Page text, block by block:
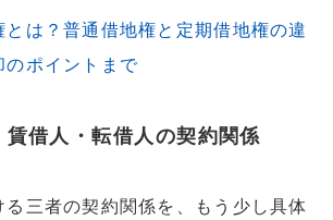
とは？普通借地権と定期借地権の違
のポイントまで
賃借人・転借人の契約関係
三者の契約関係を、もう少し具体